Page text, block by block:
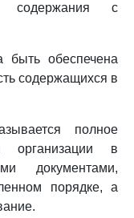
содержания с
быть обеспечена
содержащихся в
полное
организации в
документами,
порядке, а